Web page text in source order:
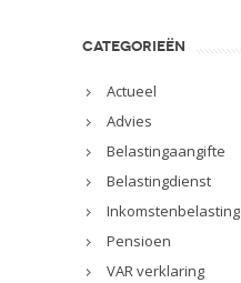
CATEGORIEËN
Actueel
Advies
Belastingaangifte
Belastingdienst
Inkomstenbelasting
Pensioen
VAR verklaring